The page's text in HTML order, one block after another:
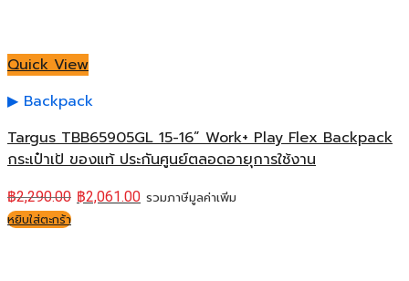
Quick View
Backpack
Targus TBB65905GL 15-16” Work+ Play Flex Backpack
กระเป๋าเป้ ของแท้ ประกันศูนย์ตลอดอายุการใช้งาน
฿2,290.00 ฿2,061.00 รวมภาษีมูลค่าเพิ่ม
หยิบใส่ตะกร้า